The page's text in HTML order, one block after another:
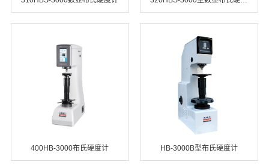
400HB-3000布氏硬度计 HB-3000B型布氏硬度计